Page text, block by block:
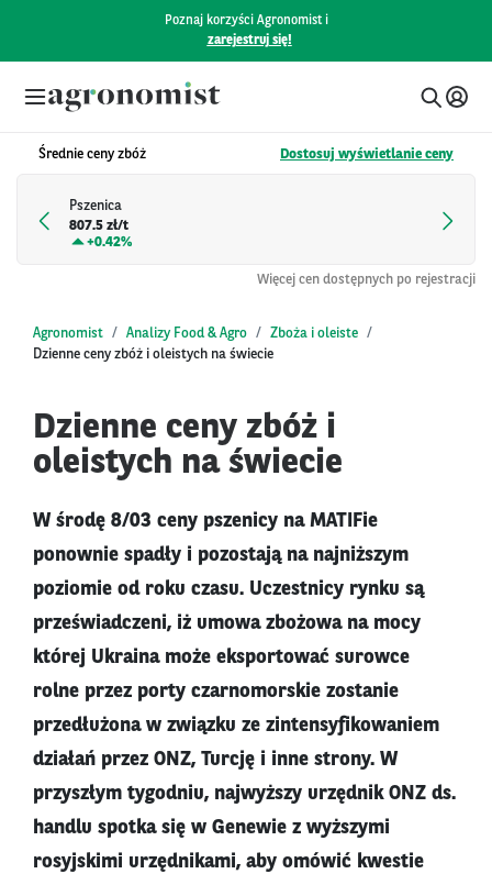
Poznaj korzyści Agronomist i
zarejestruj się!
Średnie ceny zbóż Dostosuj wyświetlanie ceny
Pszenica
807.5 zł/t
+0.42%
Więcej cen dostępnych po rejestracji
Agronomist Analizy Food & Agro
Zboża i oleiste
Dzienne ceny zbóż i oleistych na świecie
Dzienne ceny zbóż i
oleistych na świecie
W środę 8/03 ceny pszenicy na MATIFie
ponownie spadły i pozostają na najniższym
poziomie od roku czasu. Uczestnicy rynku są
przeświadczeni, iż umowa zbożowa na mocy
której Ukraina może eksportować surowce
rolne przez porty czarnomorskie zostanie
przedłużona w związku ze zintensyfikowaniem
działań przez ONZ, Turcję i inne strony. W
przyszłym tygodniu, najwyższy urzędnik ONZ ds.
handlu spotka się w Genewie z wyższymi
rosyjskimi urzędnikami, aby omówić kwestie